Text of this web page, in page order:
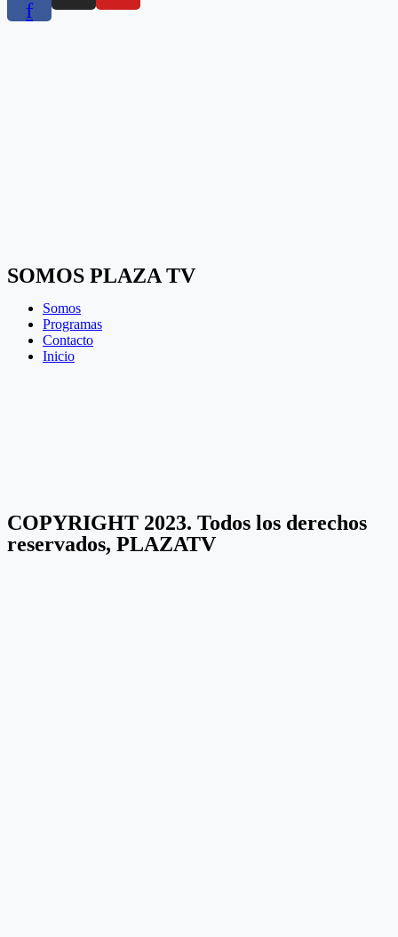
f
SOMOS PLAZA TV
Somos
Programas
Contacto
Inicio
COPYRIGHT 2023. Todos los derechos
reservados, PLAZATV